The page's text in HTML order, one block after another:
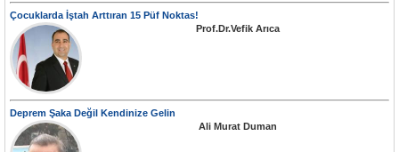
Çocuklarda İştah Arttıran 15 Püf Noktas!
Prof.Dr.Vefik Arıca
Deprem Şaka Değil Kendinize Gelin
Ali Murat Duman